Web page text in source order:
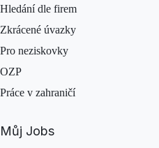
Hledání dle firem
Zkrácené úvazky
Pro neziskovky
OZP
Práce v zahraničí
Můj Jobs